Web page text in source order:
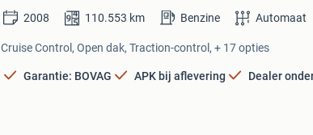
2008 110.553 km Benzine Automaat
Cruise Control, Open dak, Traction-control, + 17 opties
Garantie: BOVAG APK bij aflevering Dealer